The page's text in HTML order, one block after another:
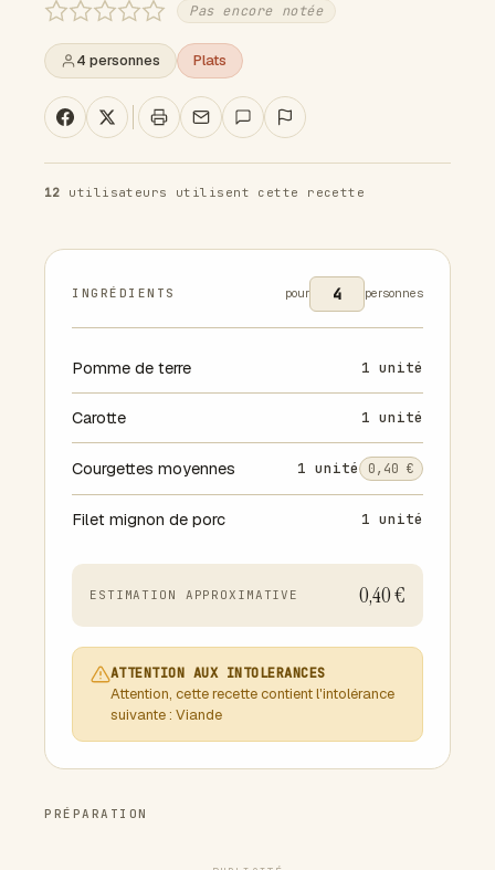
Pas encore notée
4 personnes Plats
12 utilisateurs utilisent cette recette
INGRÉDIENTS pour personnes
Pomme de terre 1 unité
Carotte 1 unité
Courgettes moyennes 1 unité 0,40 €
Filet mignon de porc 1 unité
ESTIMATION APPROXIMATIVE 0,40 €
ATTENTION AUX INTOLERANCES
Attention, cette recette contient l'intolérance
suivante : Viande
PRÉPARATION